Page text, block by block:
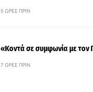
5 ΏΡΕΣ ΠΡΙΝ
«Κοντά σε συμφωνία με τον
7 ΏΡΕΣ ΠΡΙΝ